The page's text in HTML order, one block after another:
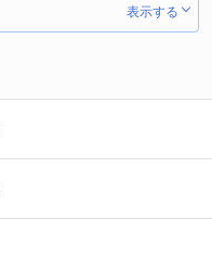
表示する